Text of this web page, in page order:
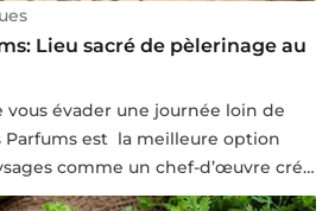
Lieu sacré de pèlerinage au
vous évader une journée loin de
Parfums est la meilleure option
comme un chef-d’œuvre créé
par l’homme ainsi que découvrir